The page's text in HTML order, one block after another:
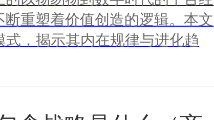
重塑着价值创造的逻辑。本文
，揭示其内在规律与进化趋